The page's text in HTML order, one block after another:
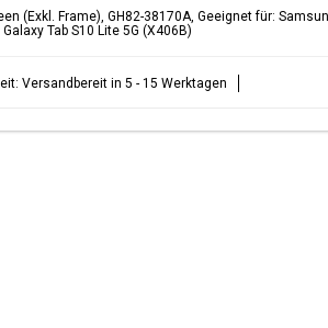
(Exkl. Frame), GH82-38170A, Geeignet für:
Tab S10 Lite 5G (X406B)
Versandbereit in 5 - 15 Werktagen